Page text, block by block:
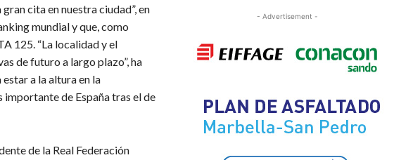
cita en nuestra ciudad”, en
mundial y que, como
125. “La localidad y el
de futuro a largo plazo”, ha
a la altura en la
de España tras el de
de la Real Federación
- Advertisement -